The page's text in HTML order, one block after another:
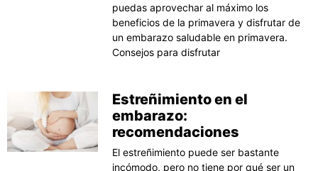
puedas aprovechar al máximo los
beneficios de la primavera y disfrutar de
un embarazo saludable en primavera.
Consejos para disfrutar
Estreñimiento en el
embarazo:
recomendaciones
El estreñimiento puede ser bastante
incómodo, pero no tiene por qué ser un